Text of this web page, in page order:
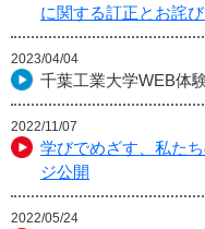
に関する訂正とお詫
2023/04/04
千葉工業大学WEB体
2022/11/07
学びでめざす、私た
ジ公開
2022/05/24